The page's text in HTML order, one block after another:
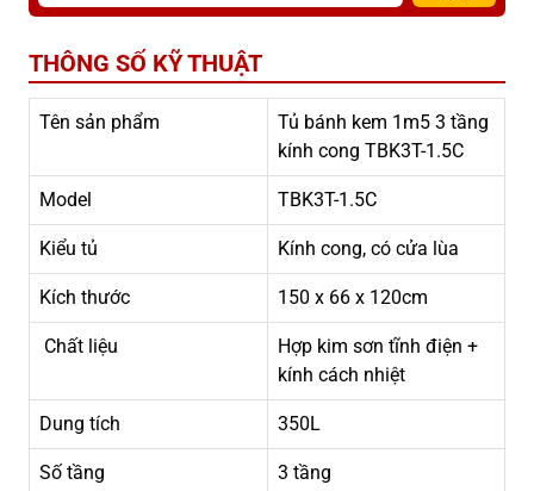
THÔNG SỐ KỸ THUẬT
Tên sản phẩm
Tủ bánh kem 1m5 3 tầng
kính cong TBK3T-1.5C
Model TBK3T-1.5C
Kiểu tủ Kính cong, có cửa lùa
Kích thước 150 x 66 x 120cm
Chất liệu
Hợp kim sơn tĩnh điện +
kính cách nhiệt
Dung tích 350L
Số tầng 3 tầng